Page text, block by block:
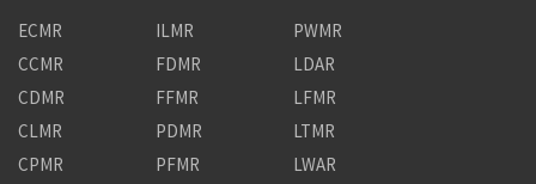
ECMR
CCMR
CDMR
CLMR
CPMR
ILMR
FDMR
FFMR
PDMR
PFMR
PWMR
LDAR
LFMR
LTMR
LWAR